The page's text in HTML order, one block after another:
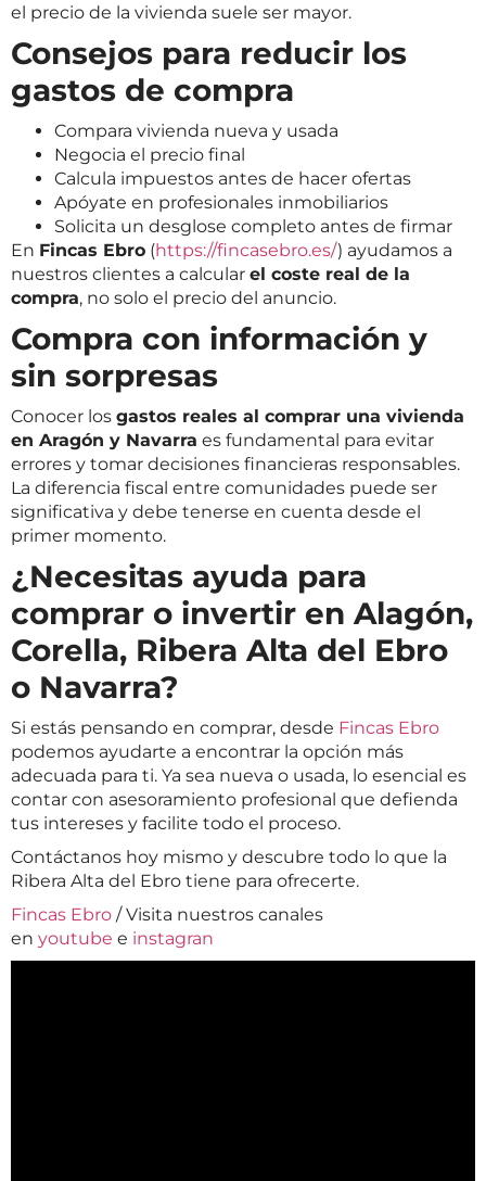
el precio de la vivienda suele ser mayor.
Consejos para reducir los
gastos de compra
Compara vivienda nueva y usada
Negocia el precio final
Calcula impuestos antes de hacer ofertas
Apóyate en profesionales inmobiliarios
Solicita un desglose completo antes de firmar
En Fincas Ebro (https://fincasebro.es/) ayudamos a
nuestros clientes a calcular el coste real de la
compra, no solo el precio del anuncio.
Compra con información y
sin sorpresas
Conocer los gastos reales al comprar una vivienda
en Aragón y Navarra es fundamental para evitar
errores y tomar decisiones financieras responsables.
La diferencia fiscal entre comunidades puede ser
significativa y debe tenerse en cuenta desde el
primer momento.
¿Necesitas ayuda para
comprar o invertir en Alagón,
Corella, Ribera Alta del Ebro
o Navarra?
Si estás pensando en comprar, desde Fincas Ebro
podemos ayudarte a encontrar la opción más
adecuada para ti. Ya sea nueva o usada, lo esencial es
contar con asesoramiento profesional que defienda
tus intereses y facilite todo el proceso.
Contáctanos hoy mismo y descubre todo lo que la
Ribera Alta del Ebro tiene para ofrecerte.
Fincas Ebro / Visita nuestros canales
en youtube e instagran